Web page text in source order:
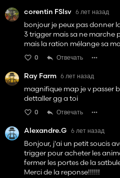
corentin FSlsv 6 лет назад
bonjour je peux pas donner
3 trigger mais sa ne marche
mais la ration mélange sa
0 Отвечать
Ray Farm 6 лет назад
magnifique map je v passer
dettaller gg a toi
0 Отвечать
Alexandre.G 6 лет назад
Bonjour, j'ai un petit soucis
trigger pour acheter les
fermer les portes de la
Merci de la reponse!!!!!!